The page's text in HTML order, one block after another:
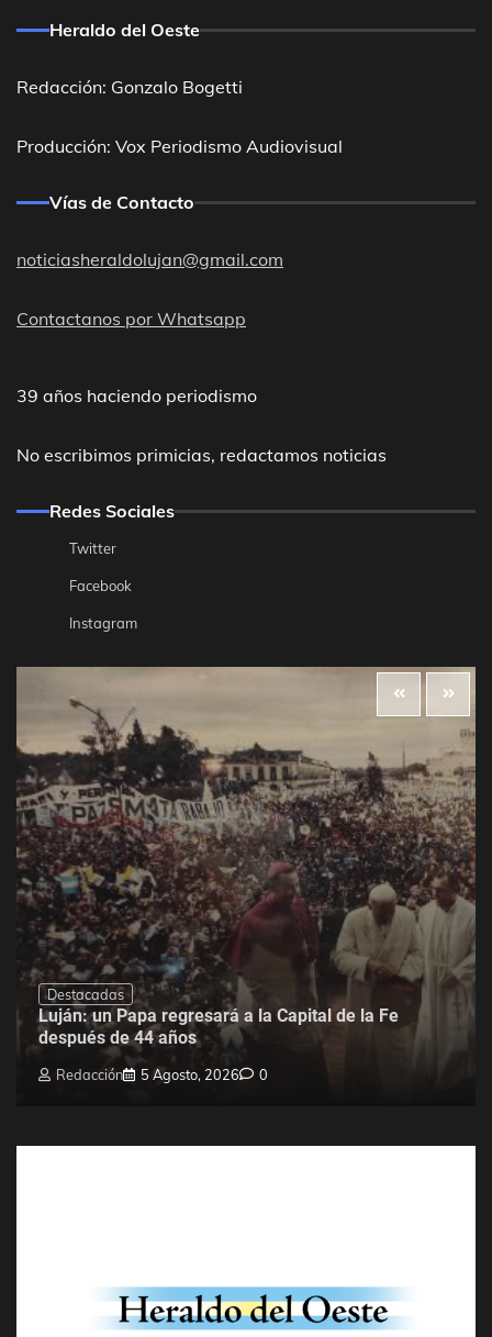
Heraldo del Oeste
Redacción: Gonzalo Bogetti
Producción: Vox Periodismo Audiovisual
Vías de Contacto
noticiasheraldolujan@gmail.com
Contactanos por Whatsapp
39 años haciendo periodismo
No escribimos primicias, redactamos noticias
Redes Sociales
Twitter
Facebook
Instagram
Destacadas
Luján: un Papa regresará a la Capital de la Fe
después de 44 años
Redacción 5 Agosto, 2026 0